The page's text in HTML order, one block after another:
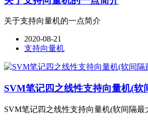
关于支持向量机的一点简介
2020-08-21
支持向量机
SVM笔记四之线性支持向量机(软
SVM笔记四之线性支持向量机(软间隔最